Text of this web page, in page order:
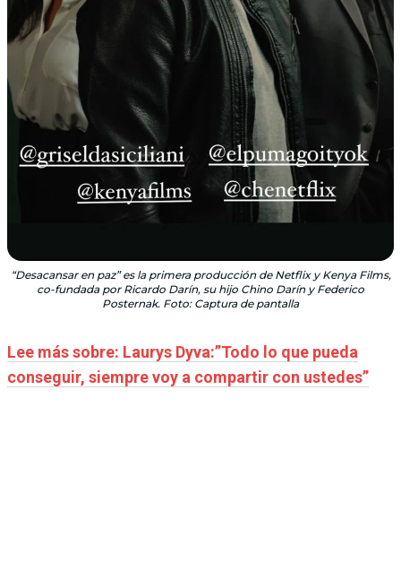
“Desacansar en paz” es la primera producción de Netflix y Kenya Films,
co-fundada por Ricardo Darín, su hijo Chino Darín y Federico
Posternak. Foto: Captura de pantalla
Lee más sobre: Laurys Dyva:”Todo lo que pueda
conseguir, siempre voy a compartir con ustedes”